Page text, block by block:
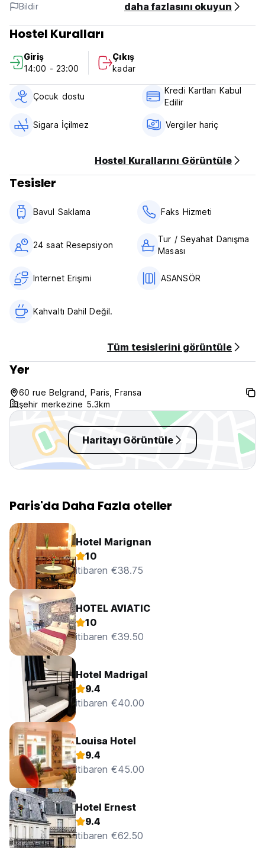
Hipotel Paris Belgrand is 85 yards from Metro Porte de
Bagnolet, which can takes guests to all of Paris’s main
attractions, including the famous Louvre Museum and Eiffel
Please note:
Check In Time: 14h
Check Out Time: 12h
Cancellation Policy: 48h
Credit cards Accepted
Bildir daha fazlasını okuyun
Hostel Kuralları
Giriş
14:00 - 23:00
Çıkış
kadar
Çocuk dostu
Kredi Kartları Kabul
Edilir
Sigara İçilmez Vergiler hariç
Hostel Kurallarını Görüntüle
Tesisler
Bavul Saklama Faks Hizmeti
24 saat Resepsiyon
Tur / Seyahat Danışma
Masası
Internet Erişimi ASANSÖR
Kahvaltı Dahil Değil.
Tüm tesislerini görüntüle
Yer
60 rue Belgrand, Paris, Fransa
şehir merkezine 5.3km
Haritayı Görüntüle
Paris'da Daha Fazla oteller
Hotel Marignan
10
itibaren €38.75
HOTEL AVIATIC
10
itibaren €39.50
Hotel Madrigal
9.4
itibaren €40.00
Louisa Hotel
9.4
itibaren €45.00
Hotel Ernest
9.4
itibaren €62.50